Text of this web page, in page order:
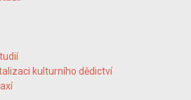
kulturního dědictví